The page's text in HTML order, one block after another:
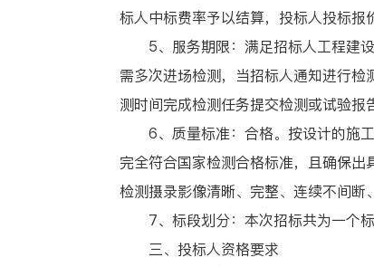
标人中标费率予以结算，投标人投标报
5、服务期限：满足招标人工程建设
需多次进场检测，当招标人通知进行
测时间完成检测任务提交检测或试验报
6、质量标准：合格。按设计的施工
完全符合国家检测合格标准，且确保
检测摄录影像清晰、完整、连续不间断
7、标段划分：本次招标共为一个标
三、投标人资格要求